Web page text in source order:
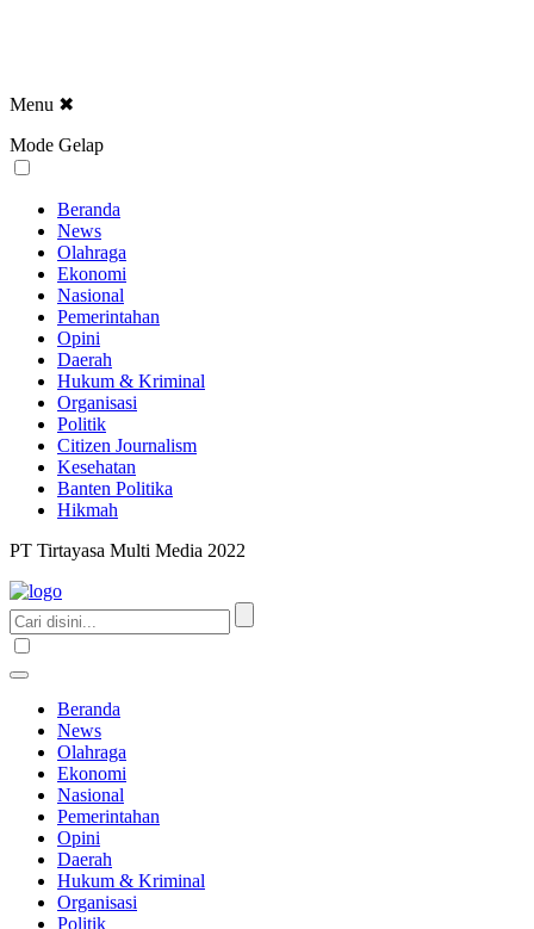
Menu ✖
Mode Gelap
Beranda
News
Olahraga
Ekonomi
Nasional
Pemerintahan
Opini
Daerah
Hukum & Kriminal
Organisasi
Politik
Citizen Journalism
Kesehatan
Banten Politika
Hikmah
PT Tirtayasa Multi Media 2022
Beranda
News
Olahraga
Ekonomi
Nasional
Pemerintahan
Opini
Daerah
Hukum & Kriminal
Organisasi
Politik